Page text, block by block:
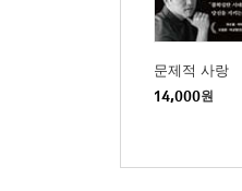
문제적 사랑
14,000원